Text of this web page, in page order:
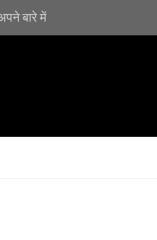
बारे में